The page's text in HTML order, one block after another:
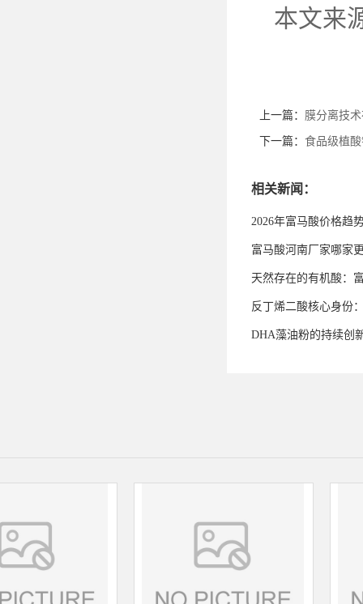
本文来
上一篇： 膜分离技
下一篇： 食品级植
相关新闻：
2026年富马酸价格趋
富马酸河南厂家哪家
天然存在的有机酸：
反丁烯二酸核心身份
DHA藻油粉的持续创